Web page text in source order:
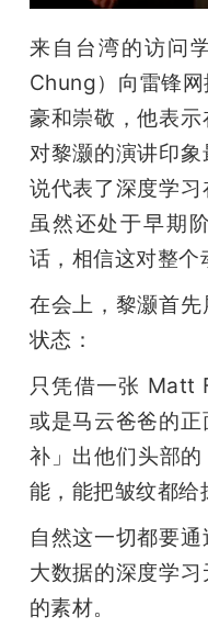
来自台湾的访问
Chung）向雷锋
豪和崇敬，他表示
对黎灏的演讲印
说代表了深度学习
虽然还处于早期
话，相信这对整个
在会上，黎灏首
状态：
只凭借一张 Matt
或是马云爸爸的
补」出他们头部
能，能把皱纹都给
自然这一切都要
大数据的深度学
的素材。